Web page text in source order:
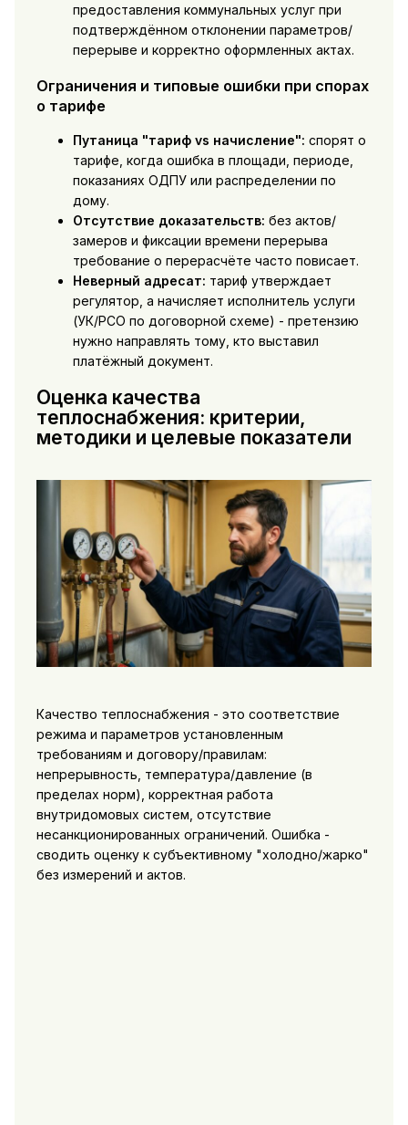
предоставления коммунальных услуг при
подтверждённом отклонении параметров/
перерыве и корректно оформленных актах.
Ограничения и типовые ошибки при спорах
о тарифе
Путаница "тариф vs начисление": спорят о
тарифе, когда ошибка в площади, периоде,
показаниях ОДПУ или распределении по
дому.
Отсутствие доказательств: без актов/
замеров и фиксации времени перерыва
требование о перерасчёте часто повисает.
Неверный адресат: тариф утверждает
регулятор, а начисляет исполнитель услуги
(УК/РСО по договорной схеме) - претензию
нужно направлять тому, кто выставил
платёжный документ.
Оценка качества
теплоснабжения: критерии,
методики и целевые показатели
Качество теплоснабжения - это соответствие
режима и параметров установленным
требованиям и договору/правилам:
непрерывность, температура/давление (в
пределах норм), корректная работа
внутридомовых систем, отсутствие
несанкционированных ограничений. Ошибка -
сводить оценку к субъективному "холодно/жарко"
без измерений и актов.